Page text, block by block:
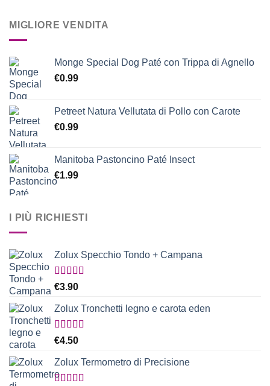
MIGLIORE VENDITA
Monge Special Dog Paté con Trippa di Agnello
€0.99
Petreet Natura Vellutata di Pollo con Carote
€0.99
Manitoba Pastoncino Paté Insect
€1.99
I PIÙ RICHIESTI
Zolux Specchio Tondo + Campana
Valutato
€3.90
Zolux Tronchetti legno e carota eden
Valutato
€4.50
Zolux Termometro di Precisione